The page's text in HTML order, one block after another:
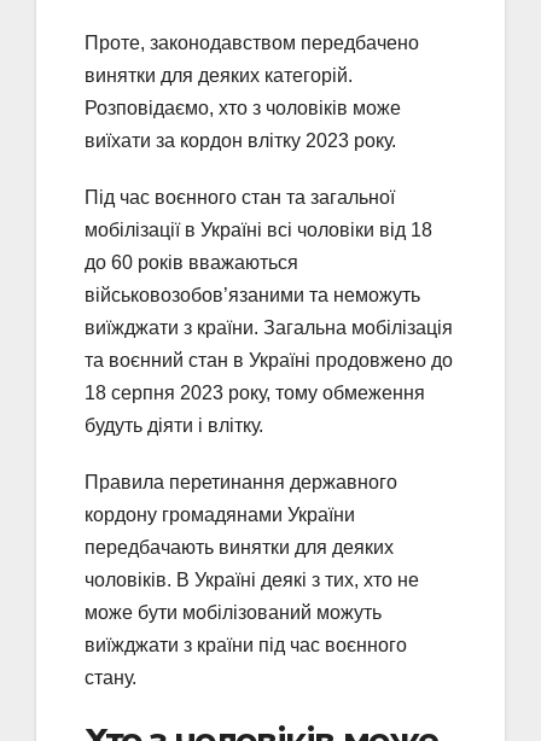
Проте, законодавством передбачено
винятки для деяких категорій.
Розповідаємо, хто з чоловіків може
виїхати за кордон влітку 2023 року.
Під час воєнного стан та загальної
мобілізації в Україні всі чоловіки від 18
до 60 років вважаються
військовозобов’язаними та неможуть
виїжджати з країни. Загальна мобілізація
та воєнний стан в Україні продовжено до
18 серпня 2023 року, тому обмеження
будуть діяти і влітку.
Правила перетинання державного
кордону громадянами України
передбачають винятки для деяких
чоловіків. В Україні деякі з тих, хто не
може бути мобілізований можуть
виїжджати з країни під час воєнного
стану.